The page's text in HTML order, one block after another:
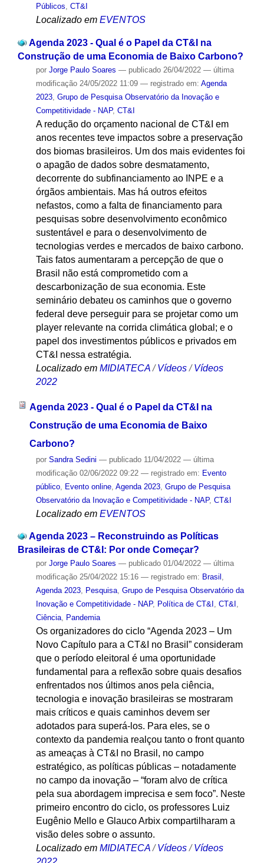
Públicos, CT&I
Localizado em EVENTOS
Agenda 2023 - Qual é o Papel da CT&I na
Construção de uma Economia de Baixo Carbono?
por Jorge Paulo Soares — publicado26/04/2022 — última
modificação24/05/2022 11:09 — registrado em: Agenda
2023, Grupo de Pesquisa Observatório da Inovação e
Competitividade - NAP, CT&I
A redução do orçamento nacional de CT&I em
anos recentes teve impactos sobre a preservação
dos biomas brasileiros. Um dos mais evidentes foi
o apagão de dados sobre desmatamento,
decorrente do subfinanciamento ao INPE e a
órgãos ambientais. Mas há outros efeitos
nefastos, como a falta de financiamento para
pesquisas sobre desenvolvimento econômico
sustentável e para o desenvolvimento de
tecnologias verdes e mercados de baixo carbono.
Tais fatos aumentaram a percepção de que o
Brasil não está comprometido com a
descarbonização de sua economia. Este
seminário debateu os caminhos que o governo
federal deve perseguir para se projetar como um
player relevante na corrida climática global; e o
papel dos investimentos públicos e privados em
CT&I nessa estratégia.
Localizado em MIDIATECA /Vídeos /Vídeos
2022
Agenda 2023 - Qual é o Papel da CT&I na
Construção de uma Economia de Baixo
Carbono?
por Sandra Sedini — publicado11/04/2022 — última
modificação02/06/2022 09:22 — registrado em: Evento
público, Evento online, Agenda 2023, Grupo de Pesquisa
Observatório da Inovação e Competitividade - NAP, CT&I
Localizado em EVENTOS
Agenda 2023 – Reconstruindo as Políticas
Brasileiras de CT&I: Por onde Começar?
por Jorge Paulo Soares — publicado01/04/2022 — última
modificação25/04/2022 15:16 — registrado em: Brasil ,
Agenda 2023, Pesquisa, Grupo de Pesquisa Observatório da
Inovação e Competitividade - NAP, Política de CT&I , CT&I ,
Ciência, Pandemia
Os organizadores do ciclo “Agenda 2023 – Um
Novo Capítulo para a CT&I no Brasil” consideram
que o período eleitoral é uma oportunidade
fundamental para a reflexão sobre quais desafios
enfrentados nos últimos anos pela ciência,
tecnologia e inovação brasileiras se mostraram
mais críticos e quais caminhos devem ser
adotados para superá-los. Para eles, se o
contexto da pandemia realçou tanto o front quanto
as ameaças à CT&I no Brasil, no campo
estratégico, as políticas públicas – notadamente
no campo da inovação – “foram alvo de crítica
pela sua abordagem imprecisa e sem foco”. Neste
primeiro encontro do ciclo, os professores Luiz
Eugênio Mello e Glauco Arbix compartilharam a
visão deles sobre o assunto.
Localizado em MIDIATECA /Vídeos /Vídeos